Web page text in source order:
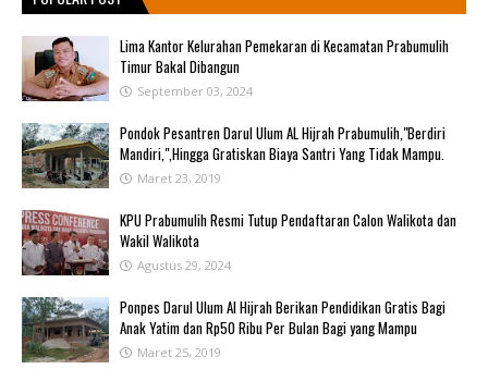
Lima Kantor Kelurahan Pemekaran di Kecamatan Prabumulih
Timur Bakal Dibangun
September 03, 2024
Pondok Pesantren Darul Ulum AL Hijrah Prabumulih,"Berdiri
Mandiri,",Hingga Gratiskan Biaya Santri Yang Tidak Mampu.
Maret 23, 2019
KPU Prabumulih Resmi Tutup Pendaftaran Calon Walikota dan
Wakil Walikota
Agustus 29, 2024
Ponpes Darul Ulum Al Hijrah Berikan Pendidikan Gratis Bagi
Anak Yatim dan Rp50 Ribu Per Bulan Bagi yang Mampu
Maret 25, 2019